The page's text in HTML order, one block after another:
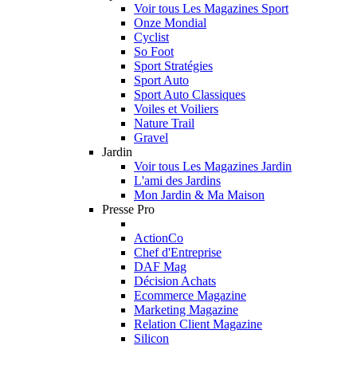
Voir tous Les Magazines Sport
Onze Mondial
Cyclist
So Foot
Sport Stratégies
Sport Auto
Sport Auto Classiques
Voiles et Voiliers
Nature Trail
Gravel
Jardin
Voir tous Les Magazines Jardin
L'ami des Jardins
Mon Jardin & Ma Maison
Presse Pro
ActionCo
Chef d'Entreprise
DAF Mag
Décision Achats
Ecommerce Magazine
Marketing Magazine
Relation Client Magazine
Silicon